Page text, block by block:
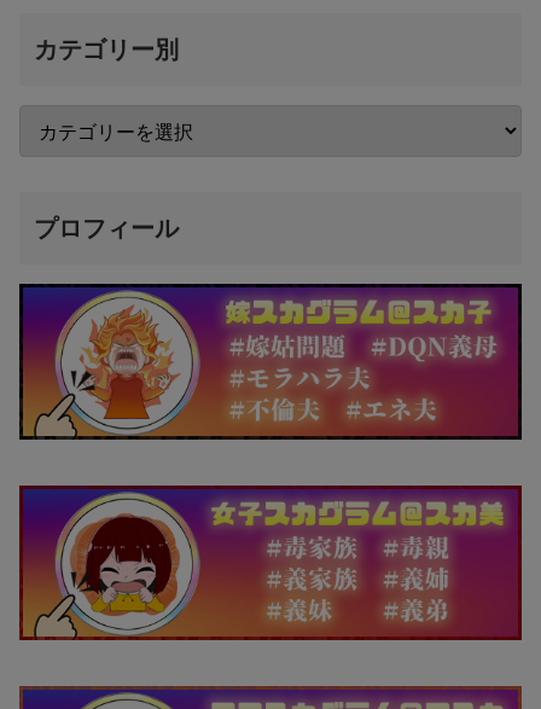
カテゴリー別
プロフィール